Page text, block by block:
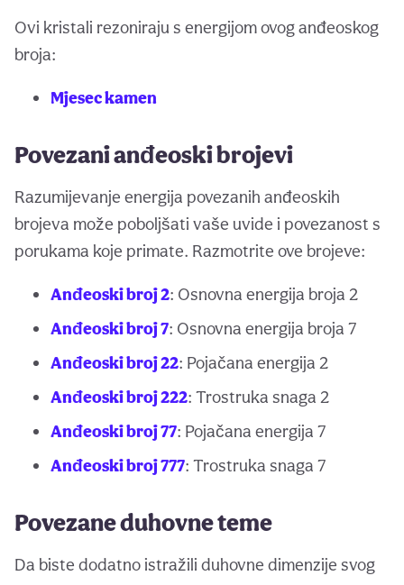
Ovi kristali rezoniraju s energijom ovog anđeoskog
broja:
Mjesec kamen
Povezani anđeoski brojevi
Razumijevanje energija povezanih anđeoskih
brojeva može poboljšati vaše uvide i povezanost s
porukama koje primate. Razmotrite ove brojeve:
Anđeoski broj 2: Osnovna energija broja 2
Anđeoski broj 7: Osnovna energija broja 7
Anđeoski broj 22: Pojačana energija 2
Anđeoski broj 222: Trostruka snaga 2
Anđeoski broj 77: Pojačana energija 7
Anđeoski broj 777: Trostruka snaga 7
Povezane duhovne teme
Da biste dodatno istražili duhovne dimenzije svog